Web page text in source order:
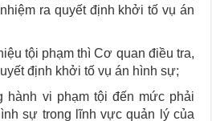
ra quyết định khởi tố vụ án
tội phạm thì Cơ quan điều tra,
định khởi tố vụ án hình sự;
hành vi phạm tội đến mức phải
sự trong lĩnh vực quản lý của